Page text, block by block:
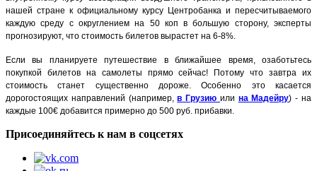
нашей стране к официальному курсу Центробанка и пересчитываемого
каждую среду с округлением на 50 коп в большую сторону, эксперты
прогнозируют, что стоимость билетов вырастет на 6-8%.
Если вы планируете путешествие в ближайшее время, озаботьтесь
покупкой билетов на самолеты прямо сейчас! Потому что завтра их
стоимость станет существенно дороже. Особенно это касается
дорогостоящих направлений (например,в Грузию или на Мадейру) - на
каждые 100€ добавится примерно до 500 руб. прибавки.
Присоединяйтесь к нам в соцсетях